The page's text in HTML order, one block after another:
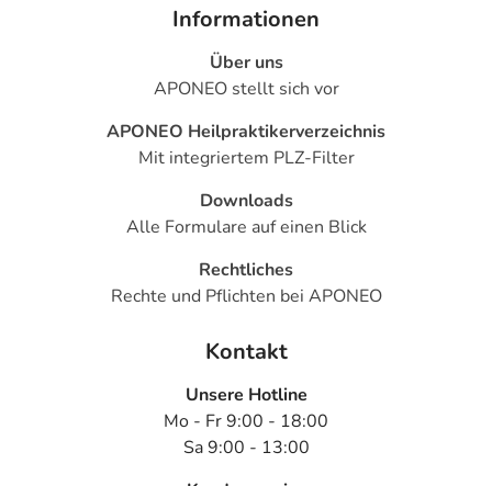
Informationen
Über uns
APONEO stellt sich vor
APONEO Heilpraktikerverzeichnis
Mit integriertem PLZ-Filter
Downloads
Alle Formulare auf einen Blick
Rechtliches
Rechte und Pflichten bei APONEO
Kontakt
Unsere Hotline
Mo - Fr 9:00 - 18:00
Sa 9:00 - 13:00